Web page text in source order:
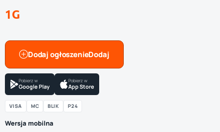
1G
Dodaj ogłoszenie
Pobierz w
Google Play
Pobierz w
App Store
VISA MC BLIK P24
Wersja mobilna